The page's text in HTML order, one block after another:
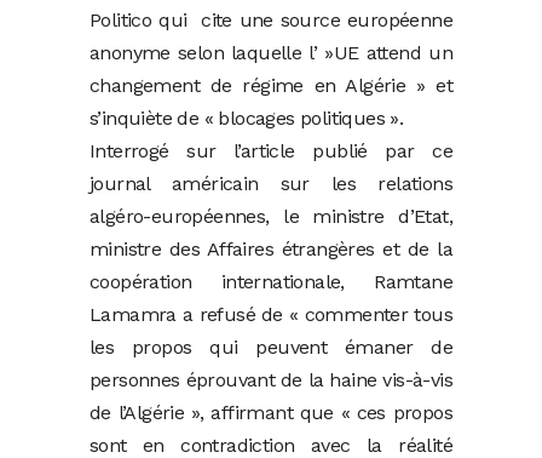
Politico qui cite une source européenne
anonyme selon laquelle l’ »UE attend un
changement de régime en Algérie » et
s’inquiète de « blocages politiques ».
Interrogé sur l’article publié par ce
journal américain sur les relations
algéro-européennes, le ministre d’Etat,
ministre des Affaires étrangères et de la
coopération internationale, Ramtane
Lamamra a refusé de « commenter tous
les propos qui peuvent émaner de
personnes éprouvant de la haine vis-à-vis
de l’Algérie », affirmant que « ces propos
sont en contradiction avec la réalité